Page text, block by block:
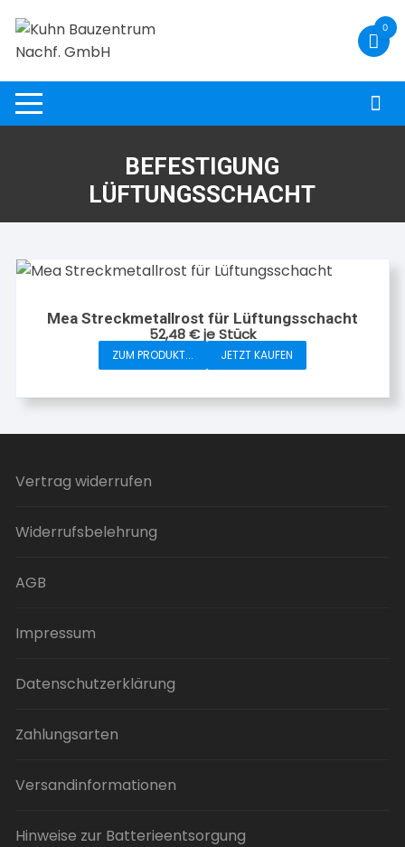
Inhalt
springen
0
BEFESTIGUNG
LÜFTUNGSSCHACHT
Mea Streckmetallrost für Lüftungsschacht
52,48€je Stück
ZUM PRODUKT... JETZT KAUFEN
Vertrag widerrufen
Widerrufsbelehrung
AGB
Impressum
Datenschutzerklärung
Zahlungsarten
Versandinformationen
Hinweise zur Batterieentsorgung